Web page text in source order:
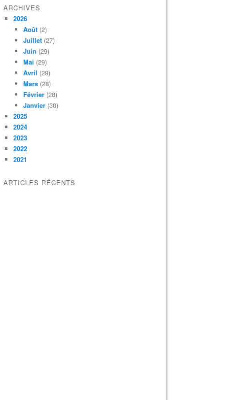
ARCHIVES
2026
Août (2)
Juillet (27)
Juin (29)
Mai (29)
Avril (29)
Mars (28)
Février (28)
Janvier (30)
2025
2024
2023
2022
2021
ARTICLES RÉCENTS